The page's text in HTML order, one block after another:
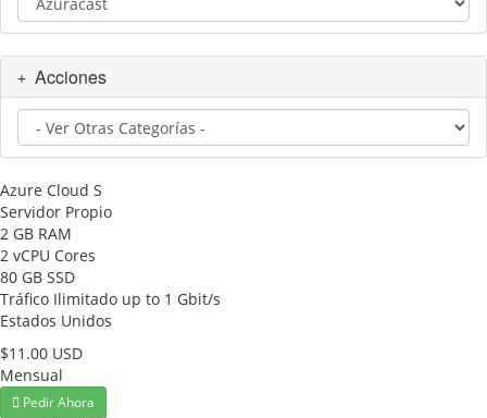
Acciones
Azure Cloud S
Servidor Propio
2 GB RAM
2 vCPU Cores
80 GB SSD
Tráfico Ilimitado up to 1 Gbit/s
Estados Unidos
$11.00 USD
Mensual
Pedir Ahora